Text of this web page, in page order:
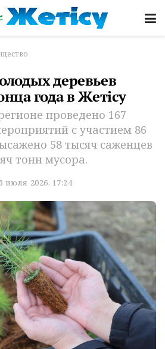
деревьев
года в Жетісу
проведено 167
с участием 86
58 тысяч саженцев
тонн мусора.
3 июля 2026, 17:24